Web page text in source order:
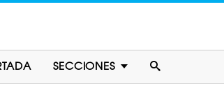
SECCIONES